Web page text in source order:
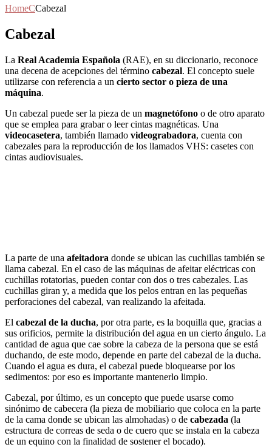
HomeCCabezal
Cabezal
La Real Academia Española (RAE), en su diccionario, reconoce
una decena de acepciones del término cabezal. El concepto suele
utilizarse con referencia a un cierto sector o pieza de una
máquina.
Un cabezal puede ser la pieza de un magnetófono o de otro aparato
que se emplea para grabar o leer cintas magnéticas. Una
videocasetera, también llamado videograbadora, cuenta con
cabezales para la reproducción de los llamados VHS: casetes con
cintas audiovisuales.
La parte de una afeitadora donde se ubican las cuchillas también se
llama cabezal. En el caso de las máquinas de afeitar eléctricas con
cuchillas rotatorias, pueden contar con dos o tres cabezales. Las
cuchillas giran y, a medida que los pelos entran en las pequeñas
perforaciones del cabezal, van realizando la afeitada.
El cabezal de la ducha, por otra parte, es la boquilla que, gracias a
sus orificios, permite la distribución del agua en un cierto ángulo. La
cantidad de agua que cae sobre la cabeza de la persona que se está
duchando, de este modo, depende en parte del cabezal de la ducha.
Cuando el agua es dura, el cabezal puede bloquearse por los
sedimentos: por eso es importante mantenerlo limpio.
Cabezal, por último, es un concepto que puede usarse como
sinónimo de cabecera (la pieza de mobiliario que coloca en la parte
de la cama donde se ubican las almohadas) o de cabezada (la
estructura de correas de seda o de cuero que se instala en la cabeza
de un equino con la finalidad de sostener el bocado).